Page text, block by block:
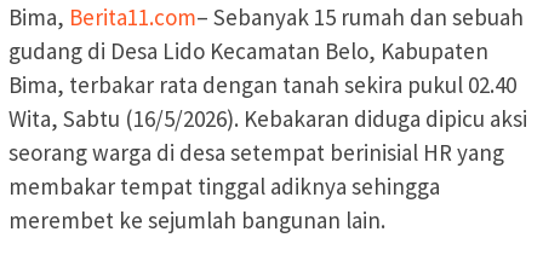
Bima, Berita11.com– Sebanyak 15 rumah dan sebuah
gudang di Desa Lido Kecamatan Belo, Kabupaten
Bima, terbakar rata dengan tanah sekira pukul 02.40
Wita, Sabtu (16/5/2026). Kebakaran diduga dipicu aksi
seorang warga di desa setempat berinisial HR yang
membakar tempat tinggal adiknya sehingga
merembet ke sejumlah bangunan lain.